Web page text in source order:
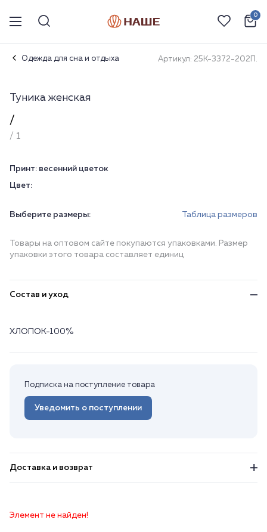
0
Одежда для сна и отдыха Артикул: 25К-3372-202П.
Туника женская
/
/ 1
Принт: весенний цветок
Цвет:
Выберите размеры: Таблица размеров
Товары на оптовом сайте покупаются упаковками. Размер
упаковки этого товара составляет единиц
Состав и уход
ХЛОПОК-100%
Подписка на поступление товара
Уведомить о поступлении
Доставка и возврат
Элемент не найден!